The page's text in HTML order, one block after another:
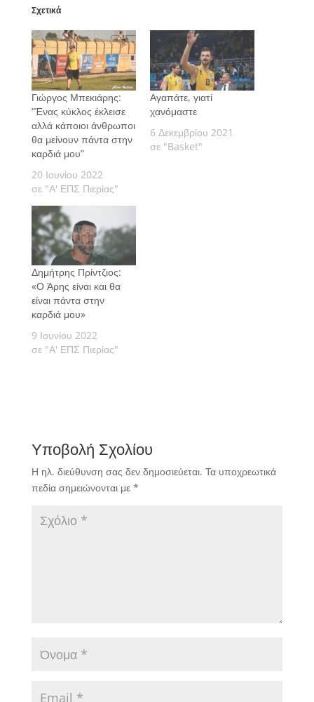
Σχετικά
Γιώργος Μπεκιάρης:
“Ένας κύκλος έκλεισε
αλλά κάποιοι άνθρωποι
θα μείνουν πάντα στην
καρδιά μου”
20 Ιουνίου 2022
σε "Α' ΕΠΣ Πιερίας"
Αγαπάτε, γιατί
χανόμαστε
6 Δεκεμβρίου 2021
σε "Basket"
Δημήτρης Πρίντζιος:
«Ο Άρης είναι και θα
είναι πάντα στην
καρδιά μου»
9 Ιουνίου 2022
σε "Α' ΕΠΣ Πιερίας"
Υποβολή Σχολίου
Η ηλ. διεύθυνση σας δεν δημοσιεύεται. Τα υποχρεωτικά
πεδία σημειώνονται με *